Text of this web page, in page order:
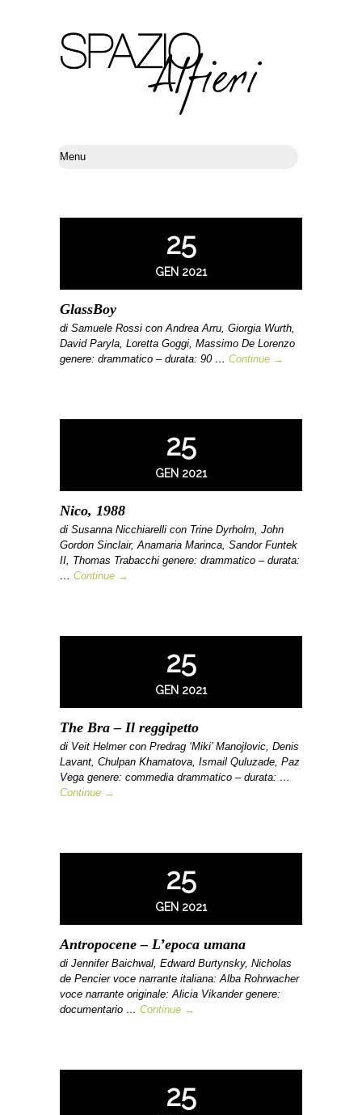
25
GEN 2021
GlassBoy
di Samuele Rossi con Andrea Arru, Giorgia Wurth,
David Paryla, Loretta Goggi, Massimo De Lorenzo
genere: drammatico – durata: 90 … Continue →
25
GEN 2021
Nico, 1988
di Susanna Nicchiarelli con Trine Dyrholm, John
Gordon Sinclair, Anamaria Marinca, Sandor Funtek
II, Thomas Trabacchi genere: drammatico – durata:
… Continue →
25
GEN 2021
The Bra – Il reggipetto
di Veit Helmer con Predrag ‘Miki’ Manojlovic, Denis
Lavant, Chulpan Khamatova, Ismail Quluzade, Paz
Vega genere: commedia drammatico – durata: …
Continue →
25
GEN 2021
Antropocene – L’epoca umana
di Jennifer Baichwal, Edward Burtynsky, Nicholas
de Pencier voce narrante italiana: Alba Rohrwacher
voce narrante originale: Alicia Vikander genere:
documentario … Continue →
25